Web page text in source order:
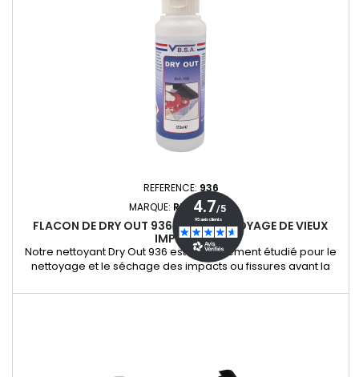
REFERENCE: 936
MARQUE: REPARBRISE
FLACON DE DRY OUT 936 POUR NETTOYAGE DE VIEUX
IMPACTS
Notre nettoyant Dry Out 936 est spécialement étudié pour le
nettoyage et le séchage des impacts ou fissures avant la
impacts, notamment ceux de plus de 3 semaines, ce produit